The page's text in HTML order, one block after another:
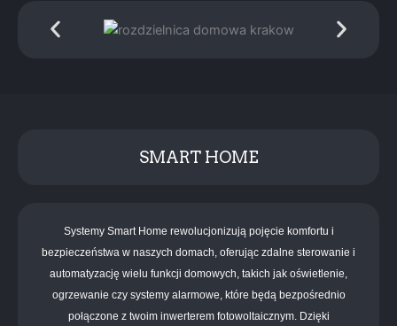
SMART HOME
Systemy Smart Home rewolucjonizują pojęcie komfortu i
bezpieczeństwa w naszych domach, oferując zdalne sterowanie i
automatyzację wielu funkcji domowych, takich jak oświetlenie,
ogrzewanie czy systemy alarmowe, które będą bezpośrednio
połączone z twoim inwerterem fotowoltaicznym. Dzięki